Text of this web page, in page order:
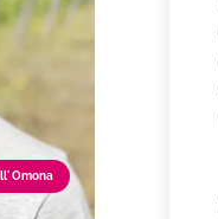
Omona